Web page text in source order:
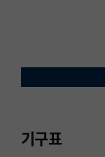
기구표